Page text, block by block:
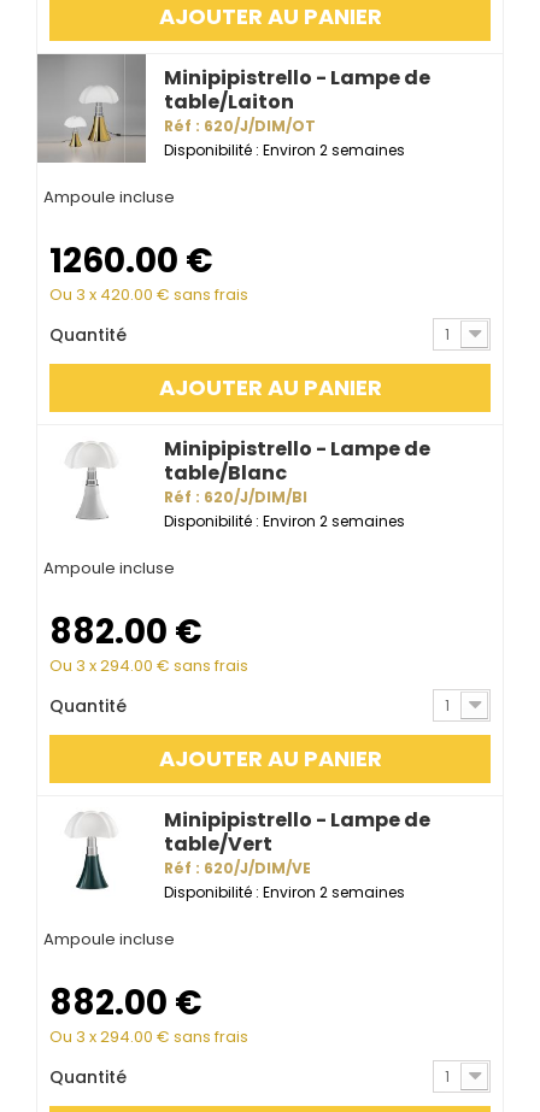
AJOUTER AU PANIER
Minipipistrello - Lampe de
table/Laiton
Réf : 620/J/DIM/OT
Disponibilité : Environ 2 semaines
Ampoule incluse
1260.00 €
Ou 3 x 420.00 € sans frais
Quantité 1
AJOUTER AU PANIER
Minipipistrello - Lampe de
table/Blanc
Réf : 620/J/DIM/BI
Disponibilité : Environ 2 semaines
Ampoule incluse
882.00 €
Ou 3 x294.00 € sans frais
Quantité 1
AJOUTER AU PANIER
Minipipistrello - Lampe de
table/Vert
Réf : 620/J/DIM/VE
Disponibilité : Environ 2 semaines
Ampoule incluse
882.00 €
Ou 3 x294.00 € sans frais
Quantité 1